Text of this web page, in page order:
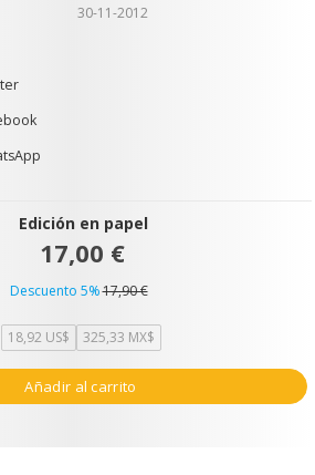
30-11-2012
Edición en papel
17,00 €
Descuento 5%17,90 €
18,92 US$ 325,33 MX$
Añadir al carrito